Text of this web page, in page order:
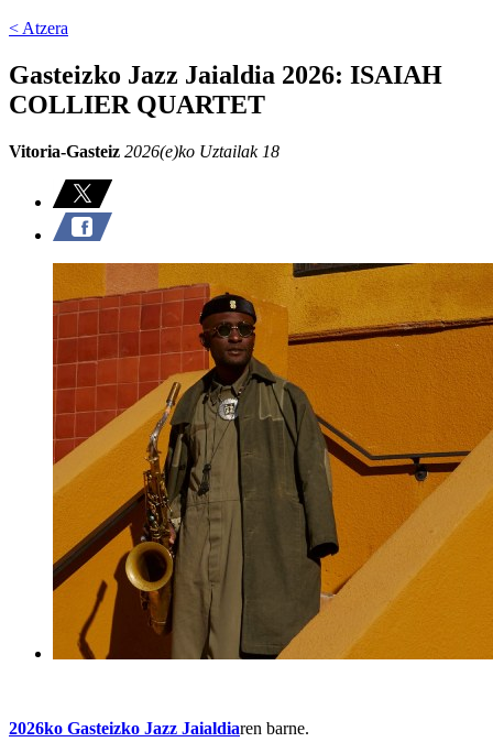
< Atzera
Gasteizko Jazz Jaialdia 2026: ISAIAH
COLLIER QUARTET
Vitoria-Gasteiz 2026(e)ko Uztailak 18
2026ko Gasteizko Jazz Jaialdiaren barne.